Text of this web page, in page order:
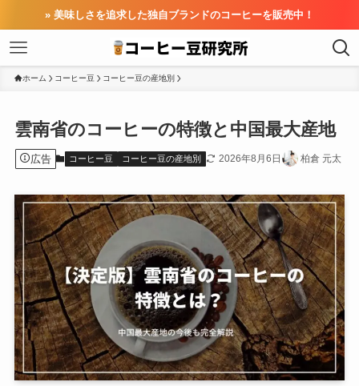
» 美味しさを追求した独自ブランドのコーヒーを販売中！
ホーム コーヒー豆 コーヒー豆の産地別
雲南省のコーヒーの特徴と中国最大産地
広告 コーヒー豆 コーヒー豆の産地別 2026年8月6日 柏倉 元太